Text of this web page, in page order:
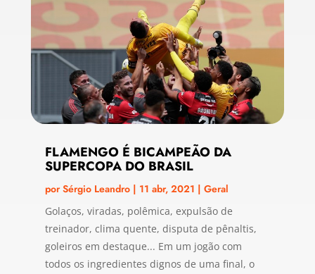
FLAMENGO É BICAMPEÃO DA
SUPERCOPA DO BRASIL
porSérgio Leandro| 11 abr, 2021 | Geral
Golaços, viradas, polêmica, expulsão de
treinador, clima quente, disputa de pênaltis,
goleiros em destaque... Em um jogão com
todos os ingredientes dignos de uma final, o